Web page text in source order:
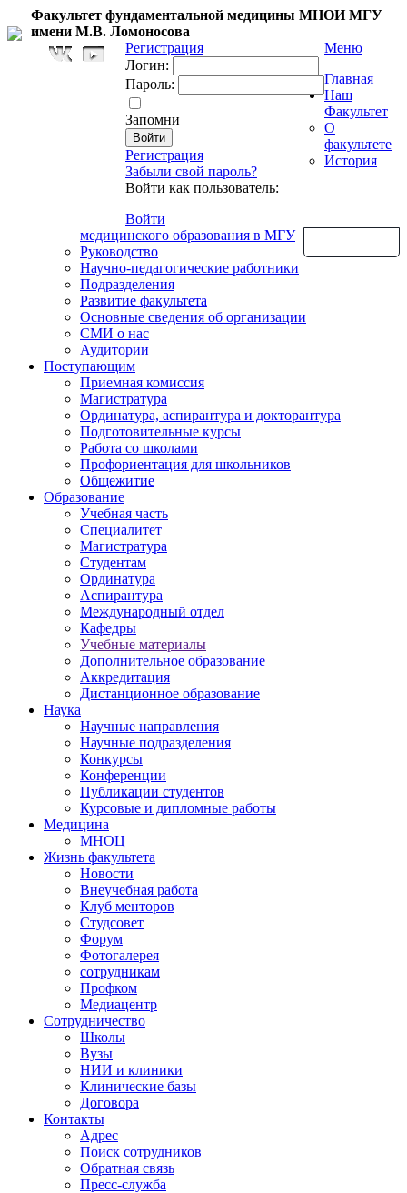
Факультет фундаментальной медицины МНОИ МГУ
имени М.В. Ломоносова
Регистрация
Логин:
Пароль:
Запомни
Регистрация
Забыли свой пароль?
Войти как пользователь:
Войти
Меню
Главная
Наш
Факультет
О
факультете
История
медицинского образования в МГУ
Руководство
Научно-педагогические работники
Подразделения
Развитие факультета
Основные сведения об организации
СМИ о нас
Аудитории
Поступающим
Приемная комиссия
Магистратура
Ординатура, аспирантура и докторантура
Подготовительные курсы
Работа со школами
Профориентация для школьников
Общежитие
Образование
Учебная часть
Специалитет
Магистратура
Студентам
Ординатура
Аспирантура
Международный отдел
Кафедры
Учебные материалы
Дополнительное образование
Аккредитация
Дистанционное образование
Наука
Научные направления
Научные подразделения
Конкурсы
Конференции
Публикации студентов
Курсовые и дипломные работы
Медицина
МНОЦ
Жизнь факультета
Новости
Внеучебная работа
Клуб менторов
Студсовет
Форум
Фотогалерея
сотрудникам
Профком
Медиацентр
Сотрудничество
Школы
Вузы
НИИ и клиники
Клинические базы
Договора
Контакты
Адрес
Поиск сотрудников
Обратная связь
Пресс-служба